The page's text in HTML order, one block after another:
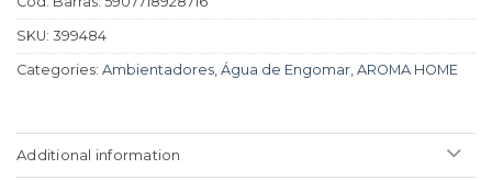
SKU: 399484
Categories: Ambientadores Água de Engomar AROMA HOME
Additional information